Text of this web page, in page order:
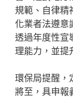
規範、自律精
化業者法遵意
透過年度性宣
理能力，並提
環保局提醒，
將至，具申報